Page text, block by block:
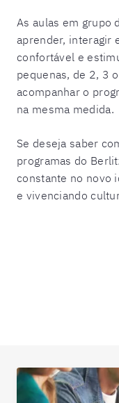
As aulas em grupo
aprender, interagir
confortável e
pequenas, de 2, 3
acompanhar o
na mesma medida.
Se deseja saber
programas do
constante no novo
e vivenciando